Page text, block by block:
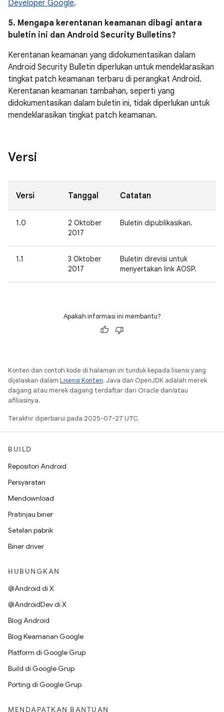
Developer Google.
5. Mengapa kerentanan keamanan dibagi antara
buletin ini dan Android Security Bulletins?
Kerentanan keamanan yang didokumentasikan dalam
Android Security Bulletin diperlukan untuk mendeklarasikan
tingkat patch keamanan terbaru di perangkat Android.
Kerentanan keamanan tambahan, seperti yang
didokumentasikan dalam buletin ini, tidak diperlukan untuk
mendeklarasikan tingkat patch keamanan.
Versi
Versi Tanggal Catatan
1.0
2 Oktober
2017
Buletin dipublikasikan.
1.1
3 Oktober
2017
Buletin direvisi untuk
menyertakan link AOSP.
Apakah informasi ini membantu?
Konten dan contoh kode di halaman ini tunduk kepada lisensi yang
dijelaskan dalam Lisensi Konten. Java dan OpenJDK adalah merek
dagang atau merek dagang terdaftar dari Oracle dan/atau
afiliasinya.
Terakhir diperbarui pada 2025-07-27 UTC.
BUILD
Repositori Android
Persyaratan
Mendownload
Pratinjau biner
Setelan pabrik
Biner driver
HUBUNGKAN
@Android di X
@AndroidDev di X
Blog Android
Blog Keamanan Google
Platform di Google Grup
Build di Google Grup
Porting di Google Grup
MENDAPATKAN BANTUAN